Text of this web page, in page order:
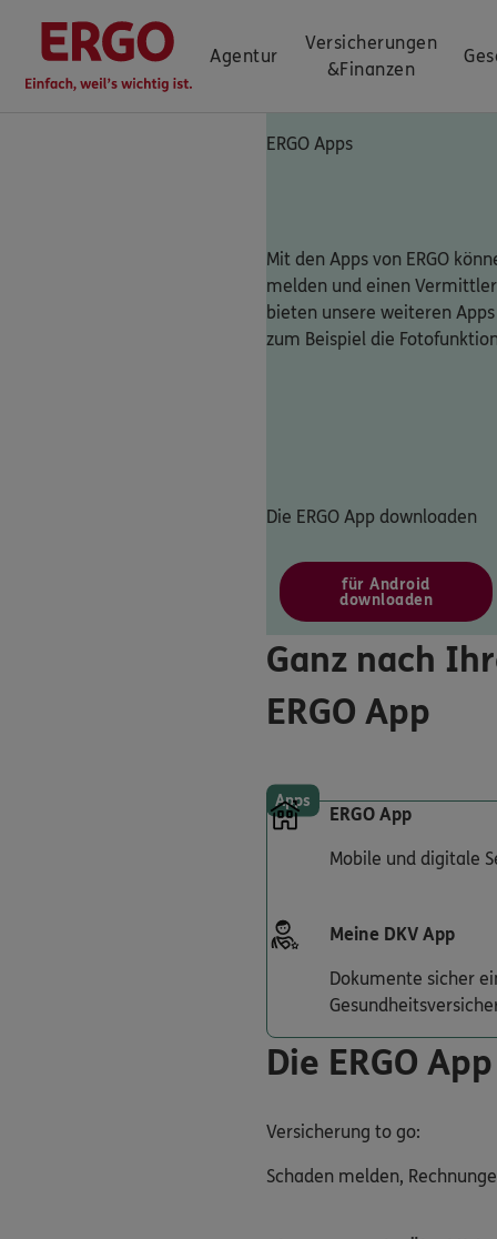
Agentur
Versicherungen
&Finanzen
ERGO Apps
Mit den Apps von ERGO
melden und einen
bieten unsere weiteren
zum Beispiel die
Die ERGO App downloaden
für Android
downloaden
Ganz nach
ERGO App
Apps
ERGO App
Mobile und digitale
Meine DKV App
Dokumente sicher
Die ERGO App
Versicherung to go:
Schaden melden,